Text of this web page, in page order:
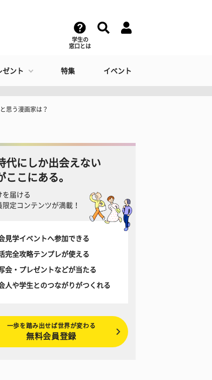
学生の
窓口とは
ゼント 特集 イベント
思う漫画家は？
代にしか出会えない
ここにある。
を届ける
限定コンテンツが満載！
見学イベントへ参加できる
完全攻略テンプレが使える
会・プレゼントなどが当たる
人や学生とのつながりがつくれる
一歩を踏み出せば世界が変わる
無料会員登録